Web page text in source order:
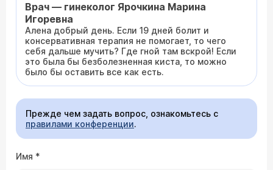
Врач — гинеколог Ярочкина Марина
Игоревна
Алена добрый день. Если 19 дней болит и
консервативная терапия не помогает, то чего
себя дальше мучить? Где гной там вскрой! Если
это была бы безболезненная киста, то можно
было бы оставить все как есть.
Прежде чем задать вопрос, ознакомьтесь с
правилами конференции.
Имя *